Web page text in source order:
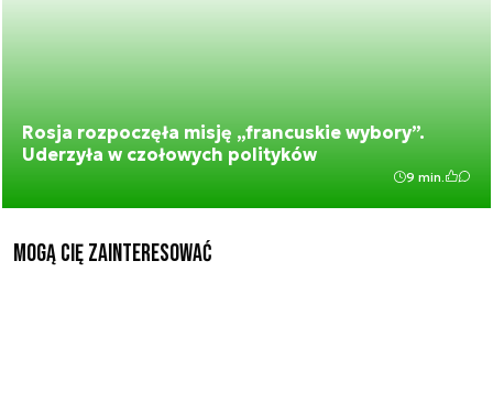
Rosja rozpoczęła misję „francuskie wybory”.
Uderzyła w czołowych polityków
9 min.
Mogą Cię zainteresować